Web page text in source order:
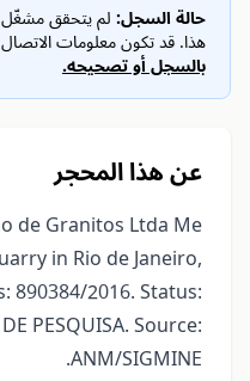
حالة السجل:لم يتحقق مشغّل
هذا. قد تكون معلومات الاتصال
بالسجل أو تصحيحه.
عن هذا المحجر
de Granitos Ltda Me
in Rio de Janeiro,
890384/2016. Status:
PESQUISA. Source:
ANM/SIGMINE.